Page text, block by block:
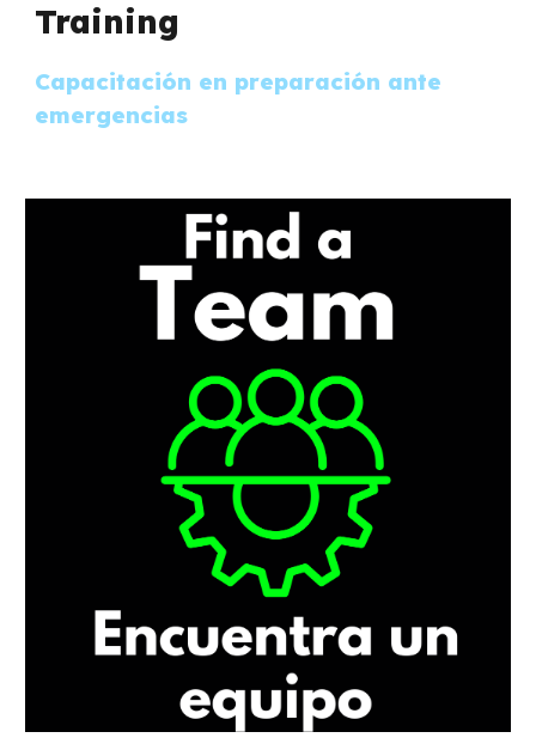
Training
Capacitación en preparación ante
emergencias